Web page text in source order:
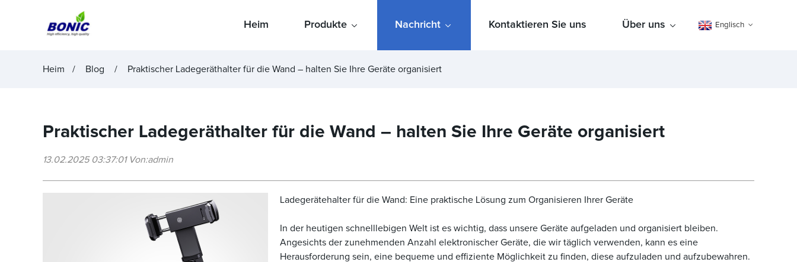
Heim Produkte Nachricht Kontaktieren Sie uns Über uns Englisch
Heim Blog Praktischer Ladegeräthalter für die Wand – halten Sie Ihre Geräte organisiert
Praktischer Ladegeräthalter für die Wand – halten Sie Ihre Geräte organisiert
13.02.2025 03:37:01 Von:admin
Ladegerätehalter für die Wand: Eine praktische Lösung zum Organisieren Ihrer Geräte
In der heutigen schnelllebigen Welt ist es wichtig, dass unsere Geräte aufgeladen und organisiert bleiben.
Angesichts der zunehmenden Anzahl elektronischer Geräte, die wir täglich verwenden, kann es eine
Herausforderung sein, eine bequeme und effiziente Möglichkeit zu finden, diese aufzuladen und aufzubewahren.